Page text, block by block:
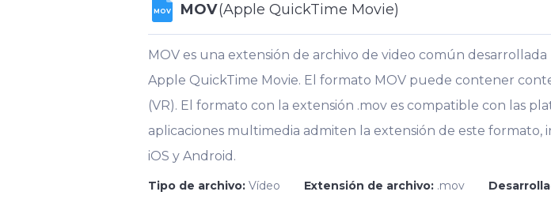
MOV MOV(Apple QuickTime Movie)
MOV es una extensión de archivo de video común
Apple QuickTime Movie. El formato MOV puede contener
(VR). El formato con la extensión .mov es compatible con las
aplicaciones multimedia admiten la extensión de este formato,
iOS y Android.
Tipo de archivo: Vídeo Extensión de archivo: .mov